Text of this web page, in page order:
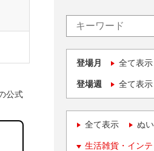
登場月 全て表示
登場週 全て表示
全て表示 ぬ
生活雑貨・イン
公式